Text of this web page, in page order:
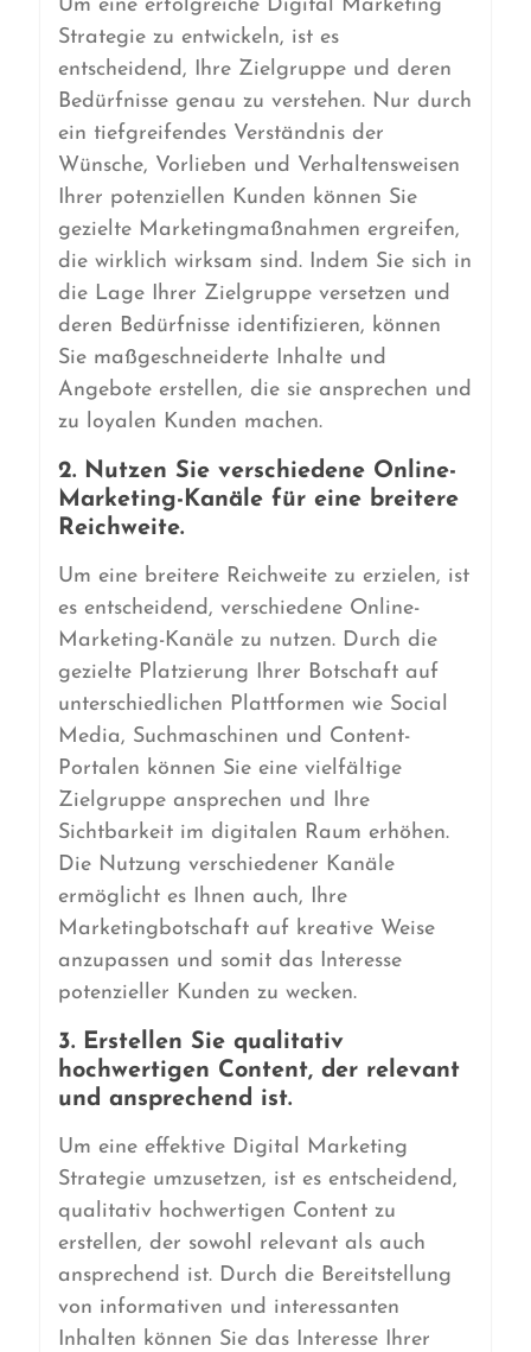
Um eine erfolgreiche Digital Marketing
Strategie zu entwickeln, ist es
entscheidend, Ihre Zielgruppe und deren
Bedürfnisse genau zu verstehen. Nur durch
ein tiefgreifendes Verständnis der
Wünsche, Vorlieben und Verhaltensweisen
Ihrer potenziellen Kunden können Sie
gezielte Marketingmaßnahmen ergreifen,
die wirklich wirksam sind. Indem Sie sich in
die Lage Ihrer Zielgruppe versetzen und
deren Bedürfnisse identifizieren, können
Sie maßgeschneiderte Inhalte und
Angebote erstellen, die sie ansprechen und
zu loyalen Kunden machen.
2. Nutzen Sie verschiedene Online-
Marketing-Kanäle für eine breitere
Reichweite.
Um eine breitere Reichweite zu erzielen, ist
es entscheidend, verschiedene Online-
Marketing-Kanäle zu nutzen. Durch die
gezielte Platzierung Ihrer Botschaft auf
unterschiedlichen Plattformen wie Social
Media, Suchmaschinen und Content-
Portalen können Sie eine vielfältige
Zielgruppe ansprechen und Ihre
Sichtbarkeit im digitalen Raum erhöhen.
Die Nutzung verschiedener Kanäle
ermöglicht es Ihnen auch, Ihre
Marketingbotschaft auf kreative Weise
anzupassen und somit das Interesse
potenzieller Kunden zu wecken.
3. Erstellen Sie qualitativ
hochwertigen Content, der relevant
und ansprechend ist.
Um eine effektive Digital Marketing
Strategie umzusetzen, ist es entscheidend,
qualitativ hochwertigen Content zu
erstellen, der sowohl relevant als auch
ansprechend ist. Durch die Bereitstellung
von informativen und interessanten
Inhalten können Sie das Interesse Ihrer